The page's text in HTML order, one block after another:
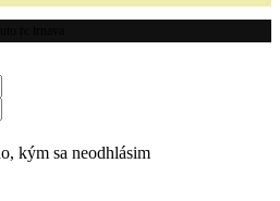
kým sa neodhlásim